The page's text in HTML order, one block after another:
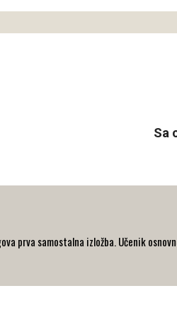
Sa
prva samostalna izložba. Učenik